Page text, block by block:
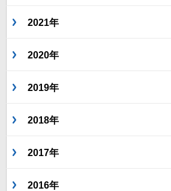
2021年
2020年
2019年
2018年
2017年
2016年